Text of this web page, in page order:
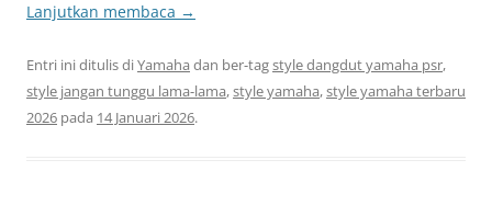
Lanjutkan membaca →
Entri ini ditulis diYamaha dan ber-tagstyle dangdut yamaha psr,
style jangan tunggu lama-lama,style yamaha,style yamaha terbaru
2026 pada 14 Januari 2026.